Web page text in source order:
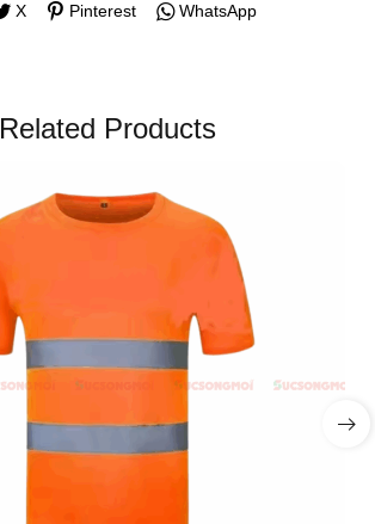
X Pinterest WhatsApp
Related Products